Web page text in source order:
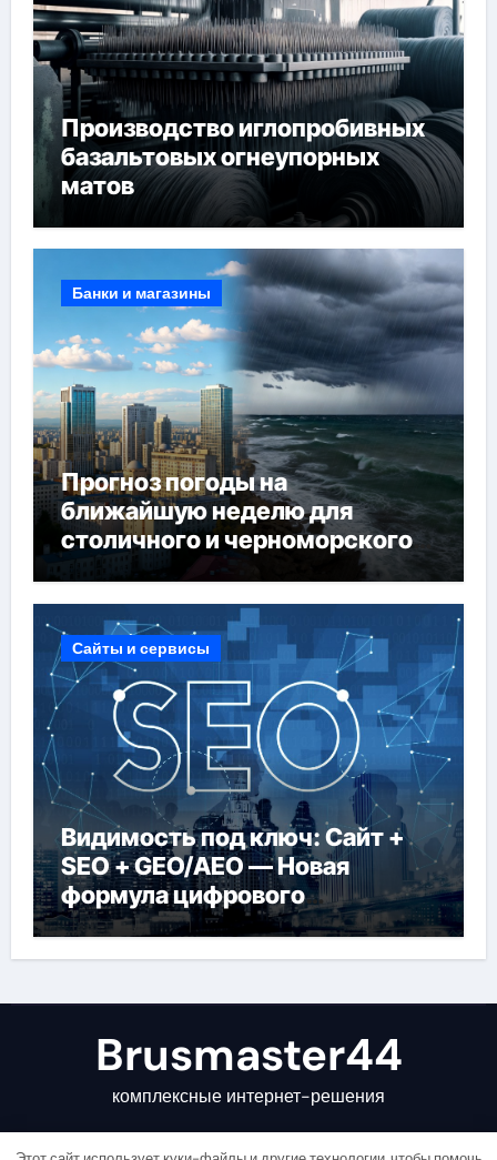
Производство иглопробивных
базальтовых огнеупорных
матов
Банки и магазины
Прогноз погоды на
ближайшую неделю для
столичного и черноморского
регионов
Сайты и сервисы
Видимость под ключ: Сайт +
SEO + GEO/AEO — Новая
формула цифрового
присутствия в 2026 году
Brusmaster44
комплексные интернет-решения